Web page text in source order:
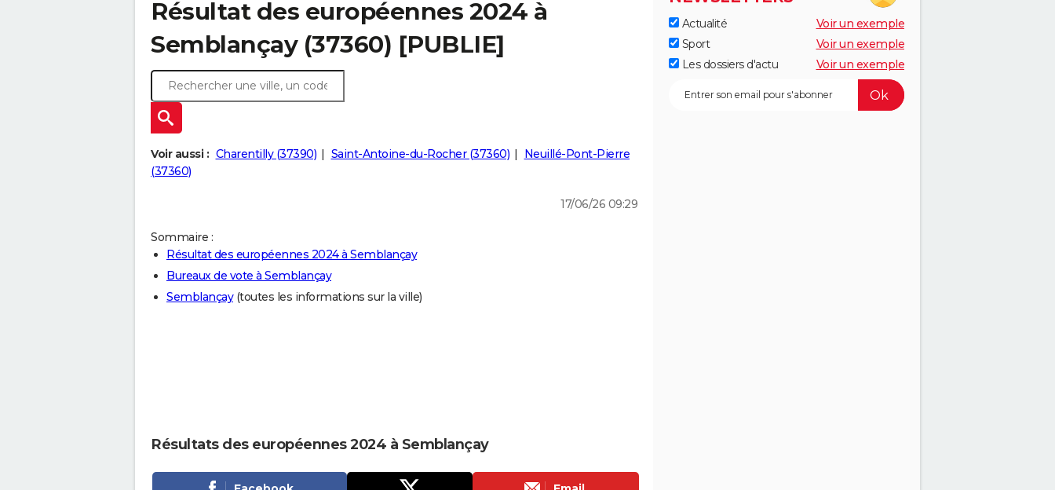
Résultat des européennes 2024 à
Semblançay (37360) [PUBLIE]
Voir aussi : Charentilly (37390) Saint-Antoine-du-Rocher (37360)
Neuillé-Pont-Pierre
(37360)
17/06/26 09:29
Sommaire :
Résultat des européennes 2024 à Semblançay
Bureaux de vote à Semblançay
Semblançay(toutes les informations sur la ville)
Résultats des européennes 2024 à Semblançay
Actualité
Voir un exemple
Sport
Voir un exemple
Les dossiers d'actu
Voir un exemple